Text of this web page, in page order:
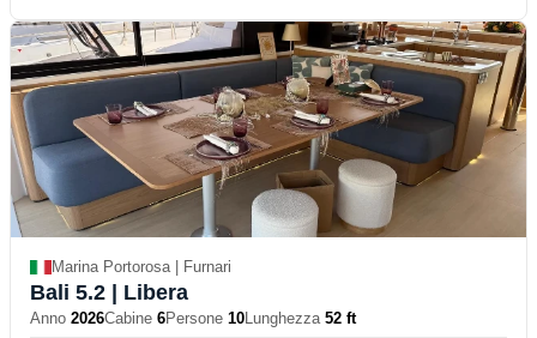
Marina Portorosa | Furnari
Bali 5.2 | Libera
Anno 2026Cabine 6Persone 10Lunghezza 52 ft